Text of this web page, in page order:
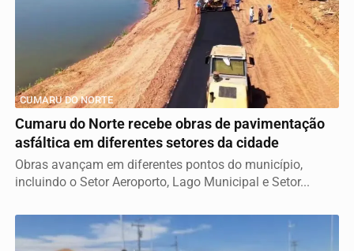
CUMARU DO NORTE
Cumaru do Norte recebe obras de pavimentação
asfáltica em diferentes setores da cidade
Obras avançam em diferentes pontos do município,
incluindo o Setor Aeroporto, Lago Municipal e Setor...